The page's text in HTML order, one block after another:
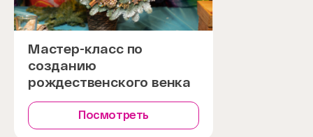
Мастер-класс по
созданию
рождественского венка
Посмотреть